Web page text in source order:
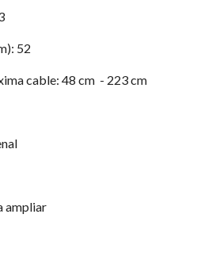
52
cable: 48 cm - 223 cm
ampliar